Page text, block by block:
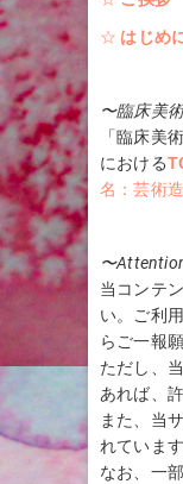
☆ はじめ
〜臨床美
「臨床美
における
名：芸術
〜
当コンテ
い。ご利
らご一報
ただし、
あれば、
また、当
れていま
なお、一